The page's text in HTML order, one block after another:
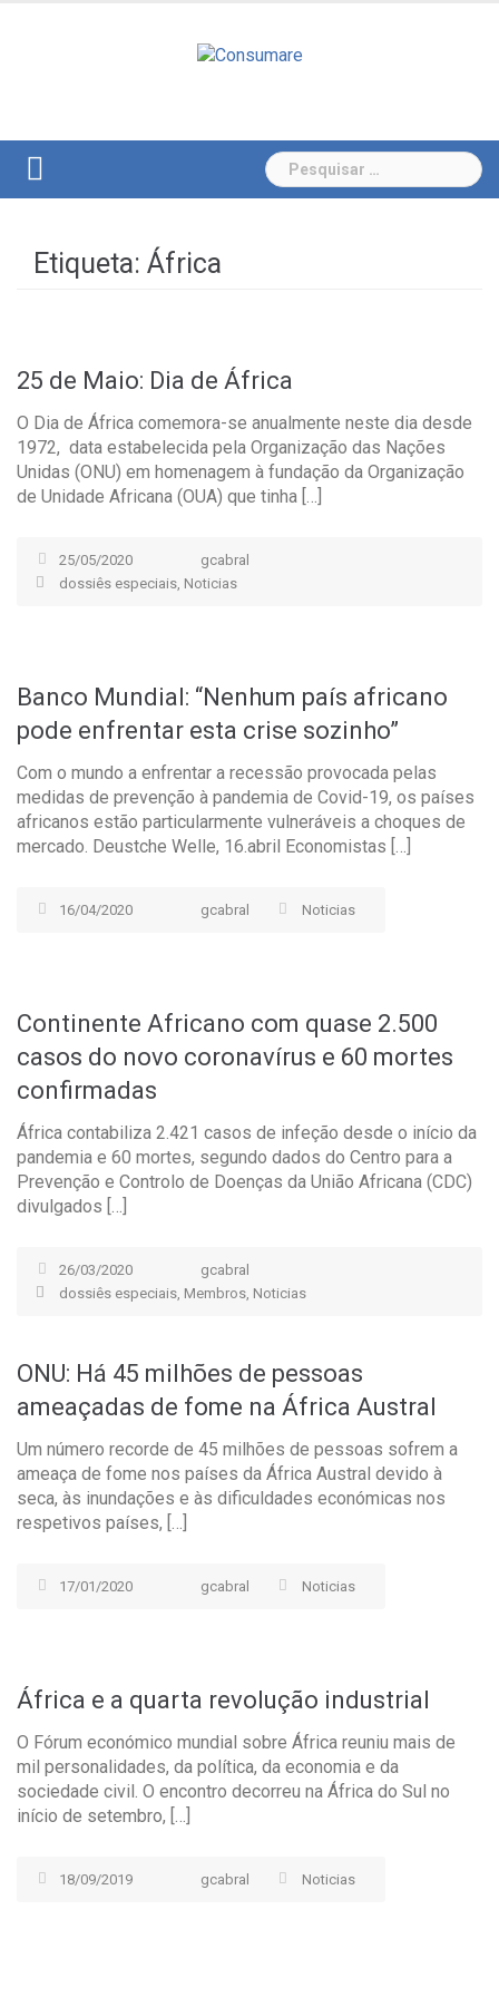
Pesquisar
por:
Etiqueta: África
25 de Maio: Dia de África
O Dia de África comemora-se anualmente neste dia desde
1972, data estabelecida pela Organização das Nações
Unidas (ONU) em homenagem à fundação da Organização
de Unidade Africana (OUA) que tinha […]
25/05/2020
gcabral
dossiês especiais Noticias
Banco Mundial: “Nenhum país africano
pode enfrentar esta crise sozinho”
Com o mundo a enfrentar a recessão provocada pelas
medidas de prevenção à pandemia de Covid-19, os países
africanos estão particularmente vulneráveis a choques de
mercado. Deustche Welle, 16.abril Economistas […]
16/04/2020 gcabral Noticias
Continente Africano com quase 2.500
casos do novo coronavírus e 60 mortes
confirmadas
África contabiliza 2.421 casos de infeção desde o início da
pandemia e 60 mortes, segundo dados do Centro para a
Prevenção e Controlo de Doenças da União Africana (CDC)
divulgados […]
26/03/2020
gcabral
dossiês especiais Membros Noticias
ONU: Há 45 milhões de pessoas
ameaçadas de fome na África Austral
Um número recorde de 45 milhões de pessoas sofrem a
ameaça de fome nos países da África Austral devido à
seca, às inundações e às dificuldades económicas nos
respetivos países, […]
17/01/2020 gcabral Noticias
África e a quarta revolução industrial
O Fórum económico mundial sobre África reuniu mais de
mil personalidades, da política, da economia e da
sociedade civil. O encontro decorreu na África do Sul no
início de setembro, […]
18/09/2019 gcabral Noticias